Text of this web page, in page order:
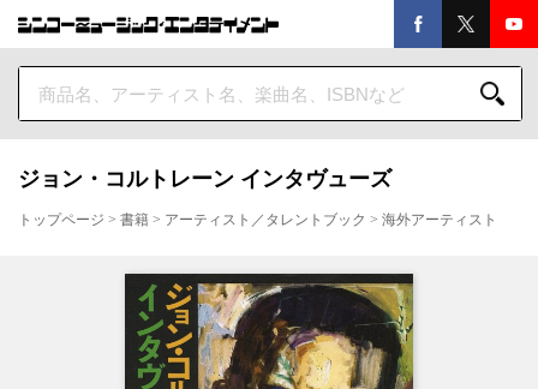
ジョン・コルトレーン インタヴューズ
トップページ > 書籍 > アーティスト／タレントブック > 海外アーティスト